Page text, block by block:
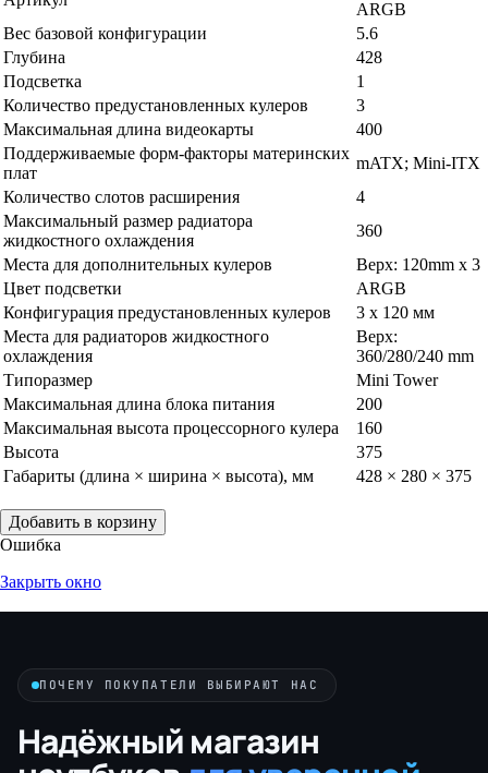
ARGB
Вес базовой конфигурации
5.6
Глубина
428
Подсветка
1
Количество предустановленных кулеров
3
Максимальная длина видеокарты
400
Поддерживаемые форм-факторы материнских
плат
mATX; Mini-ITX
Количество слотов расширения
4
Максимальный размер радиатора
жидкостного охлаждения
360
Места для дополнительных кулеров
Верх: 120mm x 3
Цвет подсветки
ARGB
Конфигурация предустановленных кулеров
3 x 120 мм
Места для радиаторов жидкостного
охлаждения
Верх:
360/280/240 mm
Типоразмер
Mini Tower
Максимальная длина блока питания
200
Максимальная высота процессорного кулера
160
Высота
375
Габариты (длина × ширина × высота), мм
428 × 280 × 375
Добавить в корзину
Ошибка
Закрыть окно
ПОЧЕМУ ПОКУПАТЕЛИ ВЫБИРАЮТ НАС
Надёжный магазин